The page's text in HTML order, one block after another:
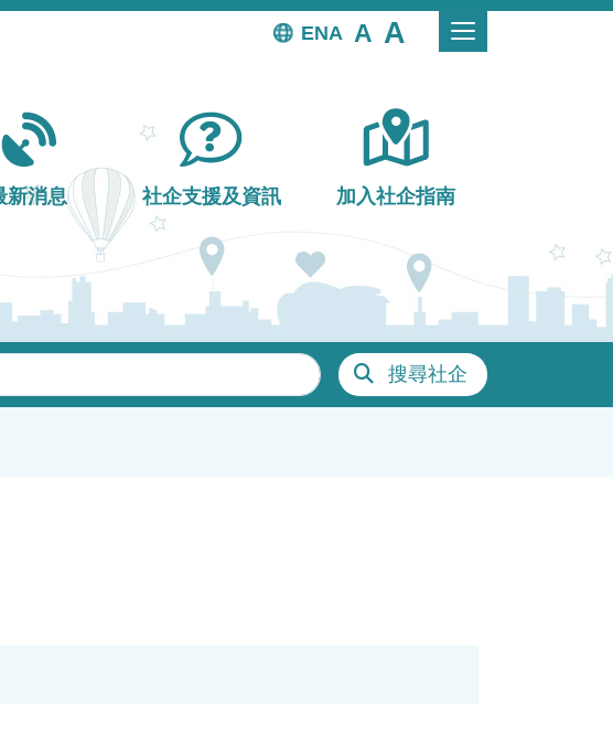
EN
新消息 社企支援及資訊 加入社企指南
搜尋社企